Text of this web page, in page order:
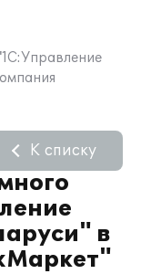
в
К списку